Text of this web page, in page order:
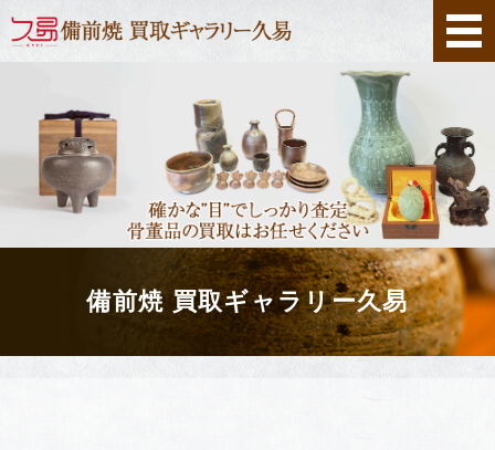
出張買取
店舗買取
店舗案内
お問い合わせ
備前焼 買取ギャラリー久易